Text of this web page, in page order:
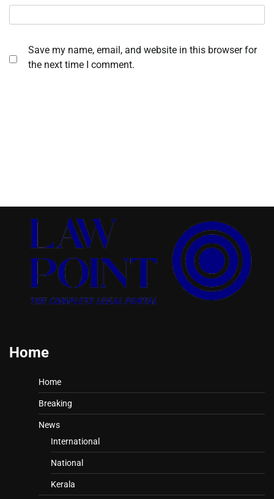
Save my name, email, and website in this browser for
the next time I comment.
Home
Home
Breaking
News
International
National
Kerala